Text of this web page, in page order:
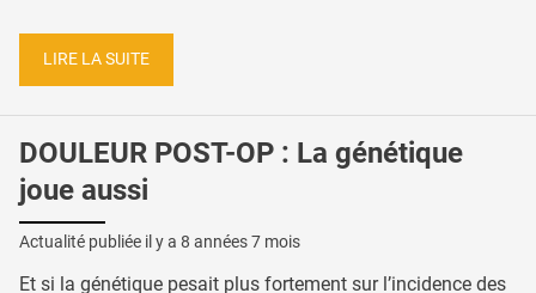
LIRE LA SUITE
DOULEUR POST-OP : La génétique
joue aussi
Actualité publiée il y a 8 années 7 mois
Et si la génétique pesait plus fortement sur l’incidence des